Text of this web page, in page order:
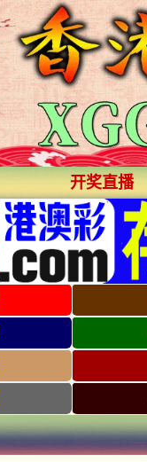
开奖直播